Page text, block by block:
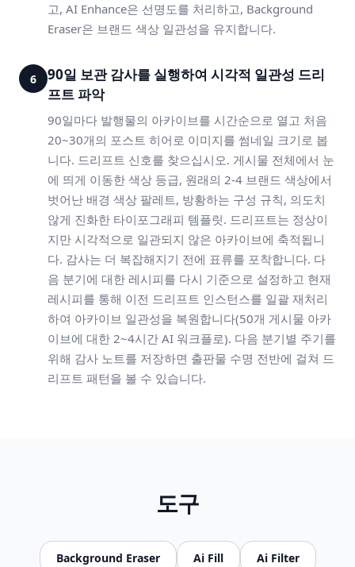
고, AI Enhance은 선명도를 처리하고, Background
Eraser은 브랜드 색상 일관성을 유지합니다.
6
90일 보관 감사를 실행하여 시각적 일관성 드리
프트 파악
90일마다 발행물의 아카이브를 시간순으로 열고 처음
20~30개의 포스트 히어로 이미지를 썸네일 크기로 봅
니다. 드리프트 신호를 찾으십시오. 게시물 전체에서 눈
에 띄게 이동한 색상 등급, 원래의 2-4 브랜드 색상에서
벗어난 배경 색상 팔레트, 방황하는 구성 규칙, 의도치
않게 진화한 타이포그래피 템플릿. 드리프트는 정상이
지만 시각적으로 일관되지 않은 아카이브에 축적됩니
다. 감사는 더 복잡해지기 전에 표류를 포착합니다. 다
음 분기에 대한 레시피를 다시 기준으로 설정하고 현재
레시피를 통해 이전 드리프트 인스턴스를 일괄 재처리
하여 아카이브 일관성을 복원합니다(50개 게시물 아카
이브에 대한 2~4시간 AI 워크플로). 다음 분기별 주기를
위해 감사 노트를 저장하면 출판물 수명 전반에 걸쳐 드
리프트 패턴을 볼 수 있습니다.
도구
Background Eraser Ai Fill Ai Filter